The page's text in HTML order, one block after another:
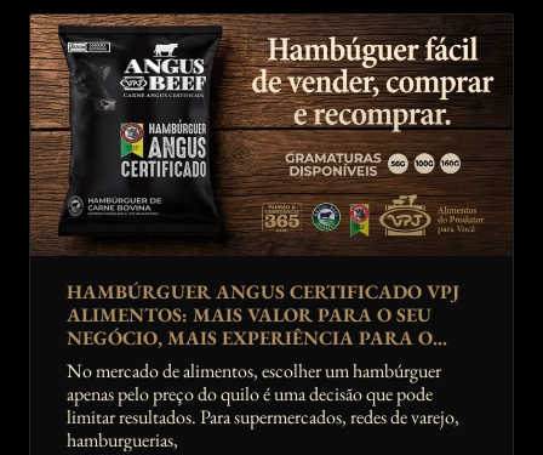
HAMBÚRGUER ANGUS CERTIFICADO VPJ
ALIMENTOS: MAIS VALOR PARA O SEU
NEGÓCIO, MAIS EXPERIÊNCIA PARA O
CONSUMIDOR
No mercado de alimentos, escolher um hambúrguer
apenas pelo preço do quilo é uma decisão que pode
limitar resultados. Para supermercados, redes de varejo,
hamburguerias,